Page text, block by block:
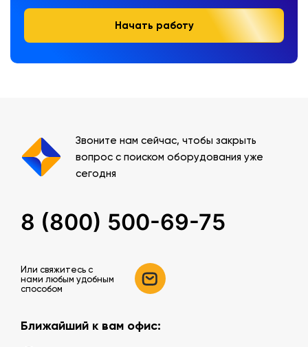
Начать работу
Звоните нам сейчас, чтобы закрыть
вопрос с поиском оборудования уже
сегодня
8 (800) 500-69-75
Или свяжитесь c
нами любым удобным
способом
Ближайший к вам офис: